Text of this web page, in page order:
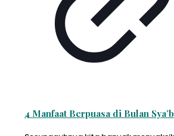
4 Manfaat Berpuasa di Bulan